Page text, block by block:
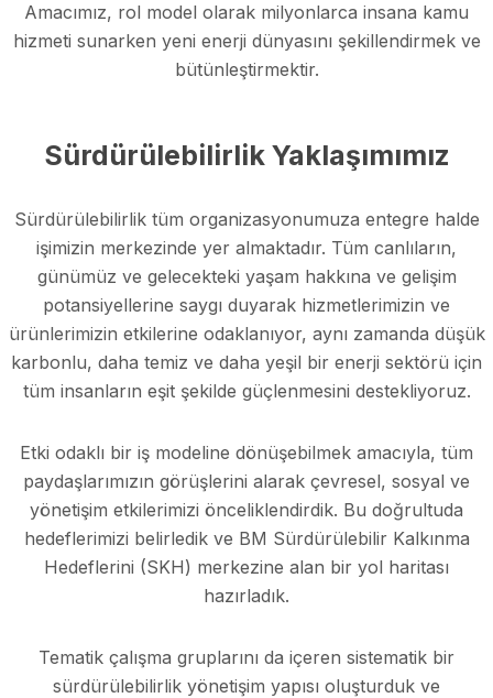
Amacımız, rol model olarak milyonlarca insana kamu
hizmeti sunarken yeni enerji dünyasını şekillendirmek ve
bütünleştirmektir.
Sürdürülebilirlik Yaklaşımımız
Sürdürülebilirlik tüm organizasyonumuza entegre halde
işimizin merkezinde yer almaktadır. Tüm canlıların,
günümüz ve gelecekteki yaşam hakkına ve gelişim
potansiyellerine saygı duyarak hizmetlerimizin ve
ürünlerimizin etkilerine odaklanıyor, aynı zamanda düşük
karbonlu, daha temiz ve daha yeşil bir enerji sektörü için
tüm insanların eşit şekilde güçlenmesini destekliyoruz.
Etki odaklı bir iş modeline dönüşebilmek amacıyla, tüm
paydaşlarımızın görüşlerini alarak çevresel, sosyal ve
yönetişim etkilerimizi önceliklendirdik. Bu doğrultuda
hedeflerimizi belirledik ve BM Sürdürülebilir Kalkınma
Hedeflerini (SKH) merkezine alan bir yol haritası
hazırladık.
Tematik çalışma gruplarını da içeren sistematik bir
sürdürülebilirlik yönetişim yapısı oluşturduk ve